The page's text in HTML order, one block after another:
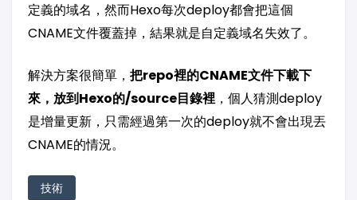
定義的域名，然而Hexo每次deploy都會把這個
CNAME文件覆蓋掉，結果就是自定義域名失效了。
解決方案很簡單， 把repo裡的CNAME文件下載下
來，放到Hexo的/source目錄裡，個人猜測deploy
是增量更新，只需經過第一次的deploy就不會出現丟
CNAME的情況。
技術